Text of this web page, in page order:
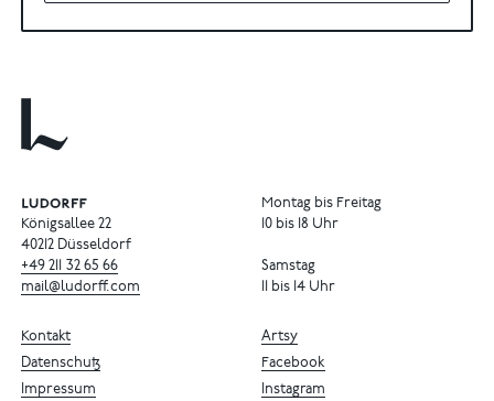
Königsallee 22
40212 Düsseldorf
+49 211 32 65 66
mail@ludorff.com
Montag bis Freitag
10 bis 18 Uhr
Samstag
11 bis 14 Uhr
Artsy
Facebook
Instagram
Kontakt
Datenschutz
Impressum